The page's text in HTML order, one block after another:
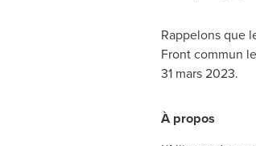
Rappelons que
Front commun
31 mars 2023.
À propos